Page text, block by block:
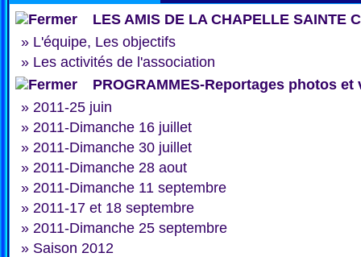
LES AMIS DE LA CHAPELLE SAINTE
» L'équipe, Les objectifs
» Les activités de l'association
PROGRAMMES-Reportages photos et
» 2011-25 juin
» 2011-Dimanche 16 juillet
» 2011-Dimanche 30 juillet
» 2011-Dimanche 28 aout
» 2011-Dimanche 11 septembre
» 2011-17 et 18 septembre
» 2011-Dimanche 25 septembre
» Saison 2012